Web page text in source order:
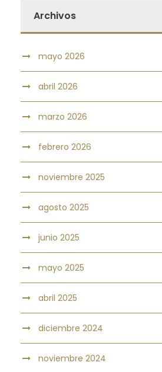
Archivos
mayo 2026
abril 2026
marzo 2026
febrero 2026
noviembre 2025
agosto 2025
junio 2025
mayo 2025
abril 2025
diciembre 2024
noviembre 2024